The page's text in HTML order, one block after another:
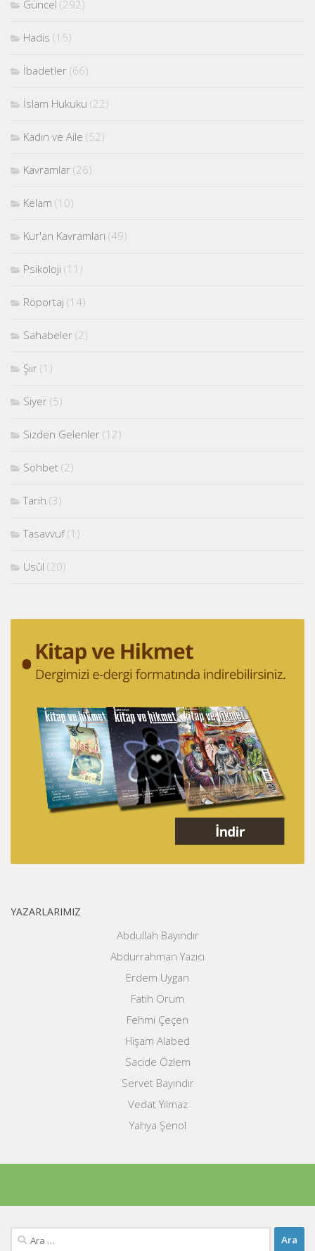
Güncel (292)
Hadis (15)
İbadetler (66)
İslam Hukuku (22)
Kadın ve Aile (52)
Kavramlar (26)
Kelam (10)
Kur'an Kavramları (49)
Psikoloji (11)
Röportaj (14)
Sahabeler (2)
Şiir (1)
Siyer (5)
Sizden Gelenler (12)
Sohbet (2)
Tarih (3)
Tasavvuf(1)
Usûl (20)
YAZARLARIMIZ
Abdullah Bayındır
Abdurrahman Yazıcı
Erdem Uygan
Fatih Orum
Fehmi Çeçen
Hişam Alabed
Sacide Özlem
Servet Bayındır
Vedat Yılmaz
Yahya Şenol
Arama: